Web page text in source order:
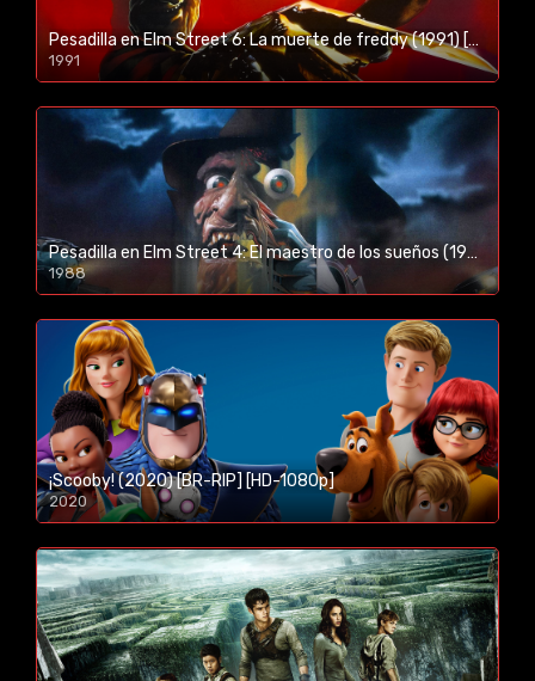
Pesadilla en Elm Street 6: La muerte de freddy (1991) [BR-RIP] [HD-1080p]
1991
Pesadilla en Elm Street 4: El maestro de los sueños (1988) [BR-RIP] [HD-1080p]
1988
¡Scooby! (2020) [BR-RIP] [HD-1080p]
2020
1080p/720p